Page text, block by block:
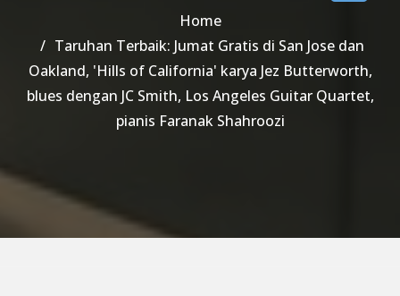
Home
Taruhan Terbaik: Jumat Gratis di San Jose dan
Oakland, 'Hills of California' karya Jez Butterworth,
blues dengan JC Smith, Los Angeles Guitar Quartet,
pianis Faranak Shahroozi